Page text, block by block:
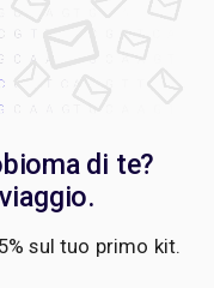
di te?
sul tuo primo kit.